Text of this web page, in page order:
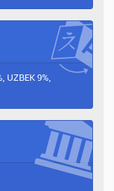
UZBEK 9%,